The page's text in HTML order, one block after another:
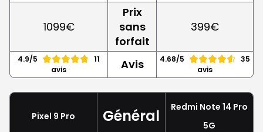
1099€
Prix
sans
forfait
399€
4.9/5
11
avis
Avis 4.68/5
35
avis
Pixel 9 Pro Général
Redmi Note 14 Pro
5G